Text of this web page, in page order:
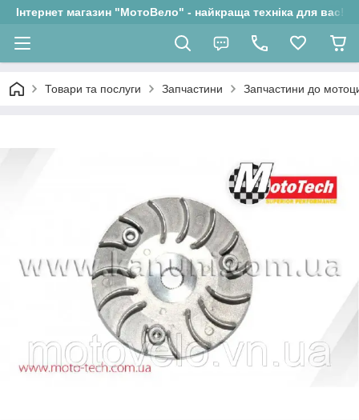
Інтернет магазин "МотоВело" - найкраща техніка для вас!
Товари та послуги Запчастини Запчастини до